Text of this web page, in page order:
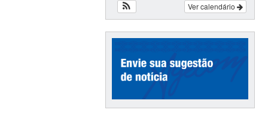
Ver calendário